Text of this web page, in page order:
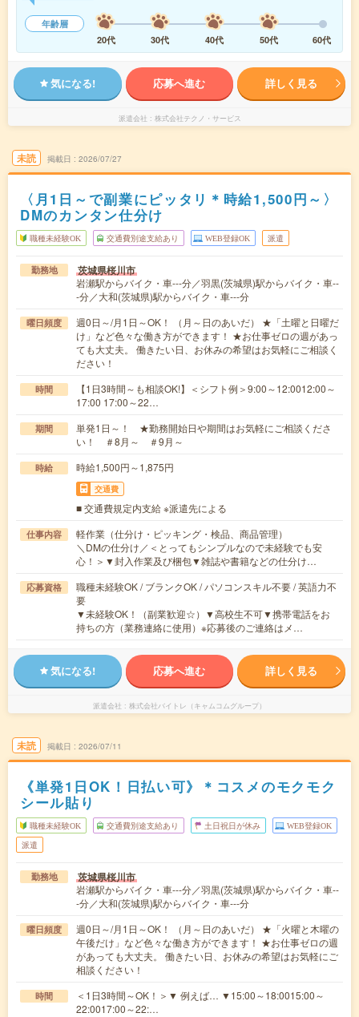
年齢層
20代
30代 40代 50代 60代
気になる! 応募へ進む 詳しく見る
派遣会社 株式会社テクノ・サービス
未読 掲載日 2026/07/27
〈月1日～で副業にピッタリ＊時給1,500円～〉
DMのカンタン仕分け
職種未経験OK 交通費別途支給あり WEB登録OK 派遣
勤務地 茨城県桜川市
岩瀬駅からバイク・車---分／羽黒(茨城県)駅からバイク・車--
-分／大和(茨城県)駅からバイク・車---分
曜日頻度
週0日～/月1日～OK！ （月～日のあいだ） ★「土曜と日曜だ
け」など色々な働き方ができます！ ★お仕事ゼロの週があっ
ても大丈夫。 働きたい日、お休みの希望はお気軽にご相談く
ださい！
時間
【1日3時間～も相談OK!】＜シフト例＞9:00～12:0012:00～
17:00 17:00～22…
期間
単発1日～！ ★勤務開始日や期間はお気軽にご相談くださ
い！ ＃8月～ ＃9月～
時給 時給1,500円～1,875円
交通費
■ 交通費規定内支給 ※派遣先による
仕事内容
軽作業（仕分け・ピッキング・検品、商品管理）
＼DMの仕分け／＜とってもシンプルなので未経験でも安
心！＞▼封入作業及び梱包▼雑誌や書籍などの仕分け…
応募資格
職種未経験OK / ブランクOK / パソコンスキル不要 / 英語力不
要
▼未経験OK！（副業歓迎☆）▼高校生不可▼携帯電話をお
持ちの方（業務連絡に使用）※応募後のご連絡はメ…
気になる! 応募へ進む 詳しく見る
派遣会社 株式会社バイトレ（キャムコムグループ）
未読 掲載日 2026/07/11
《単発1日OK！日払い可》＊コスメのモクモク
シール貼り
職種未経験OK 交通費別途支給あり 土日祝日が休み WEB登録OK
派遣
勤務地 茨城県桜川市
岩瀬駅からバイク・車---分／羽黒(茨城県)駅からバイク・車--
-分／大和(茨城県)駅からバイク・車---分
曜日頻度
週0日～/月1日～OK！ （月～日のあいだ） ★「火曜と木曜の
午後だけ」など色々な働き方ができます！ ★お仕事ゼロの週
があっても大丈夫。 働きたい日、お休みの希望はお気軽にご
相談ください！
時間
＜1日3時間～OK！＞▼ 例えば… ▼15:00～18:0015:00～
22:0017:00～22:…